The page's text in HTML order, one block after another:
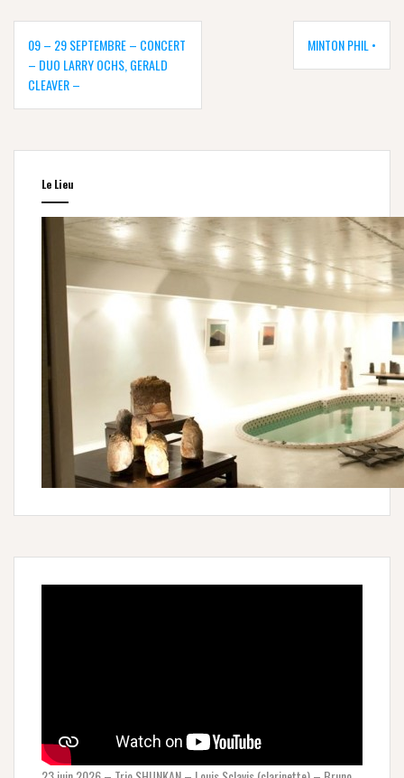
Navigation
l’article
09 – 29 SEPTEMBRE – CONCERT
– DUO LARRY OCHS, GERALD
CLEAVER –
MINTON PHIL •
Le Lieu